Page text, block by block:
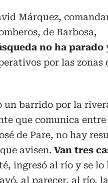
Márquez,
de Barbosa,
no ha parado
por las zonas
un barrido por la
que comunica entre
de Pare, no hay
avisen. Van tres
ingresó al río y se lo
al parecer, al río,